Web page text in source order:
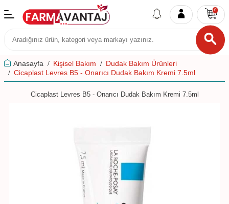
0
Anasayfa Kişisel Bakım
Dudak Bakım Ürünleri
Cicaplast Levres B5 - Onarıcı Dudak Bakım Kremi 7.5ml
Cicaplast Levres B5 - Onarıcı Dudak Bakım Kremi 7.5ml